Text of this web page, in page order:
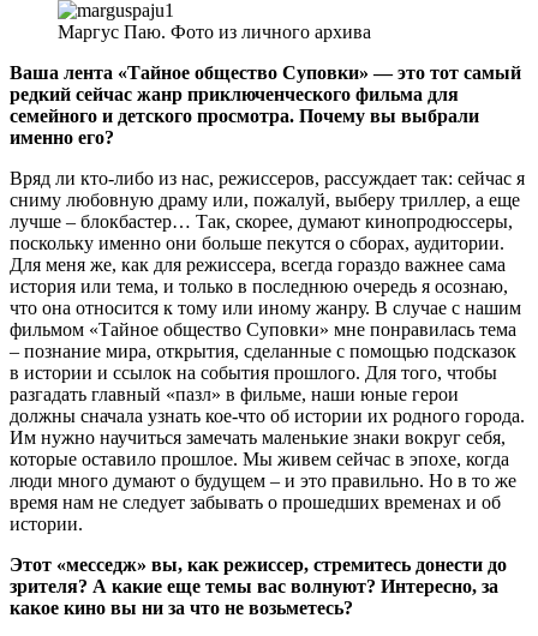
Маргус Паю. Фото из личного архива
Ваша лента «Тайное общество Суповки» — это тот самый
редкий сейчас жанр приключенческого фильма для
семейного и детского просмотра. Почему вы выбрали
именно его?
Вряд ли кто-либо из нас, режиссеров, рассуждает так: сейчас я
сниму любовную драму или, пожалуй, выберу триллер, а еще
лучше – блокбастер… Так, скорее, думают кинопродюссеры,
поскольку именно они больше пекутся о сборах, аудитории.
Для меня же, как для режиссера, всегда гораздо важнее сама
история или тема, и только в последнюю очередь я осознаю,
что она относится к тому или иному жанру. В случае с нашим
фильмом «Тайное общество Суповки» мне понравилась тема
– познание мира, открытия, сделанные с помощью подсказок
в истории и ссылок на события прошлого. Для того, чтобы
разгадать главный «пазл» в фильме, наши юные герои
должны сначала узнать кое-что об истории их родного города.
Им нужно научиться замечать маленькие знаки вокруг себя,
которые оставило прошлое. Мы живем сейчас в эпохе, когда
люди много думают о будущем – и это правильно. Но в то же
время нам не следует забывать о прошедших временах и об
истории.
Этот «месседж» вы, как режиссер, стремитесь донести до
зрителя? А какие еще темы вас волнуют? Интересно, за
какое кино вы ни за что не возьметесь?